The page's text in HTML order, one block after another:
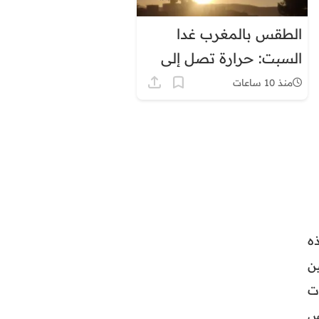
الطقس بالمغرب غدا
السبت: حرارة تصل إلى
45 درجة وزخات رعديةمنذ 10 ساعات